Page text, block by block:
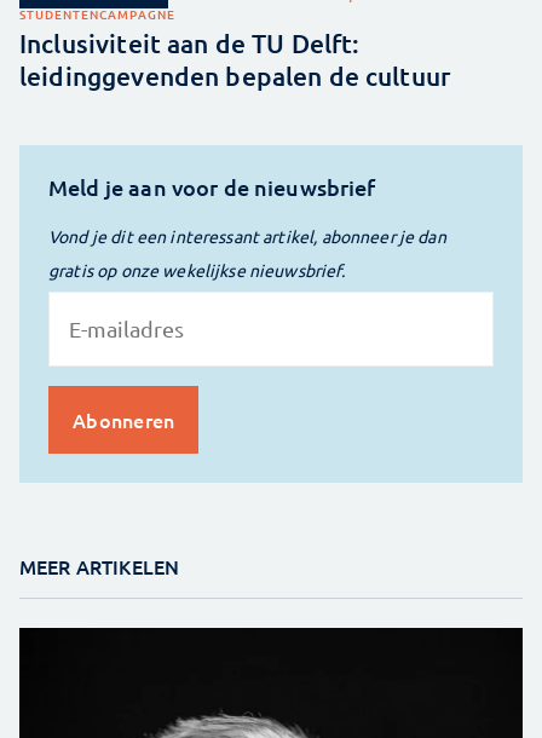
STUDENTENCAMPAGNE
Inclusiviteit aan de TU Delft:
leidinggevenden bepalen de cultuur
Meld je aan voor de nieuwsbrief
Vond je dit een interessant artikel, abonneer je dan
gratis op onze wekelijkse nieuwsbrief.
MEER ARTIKELEN